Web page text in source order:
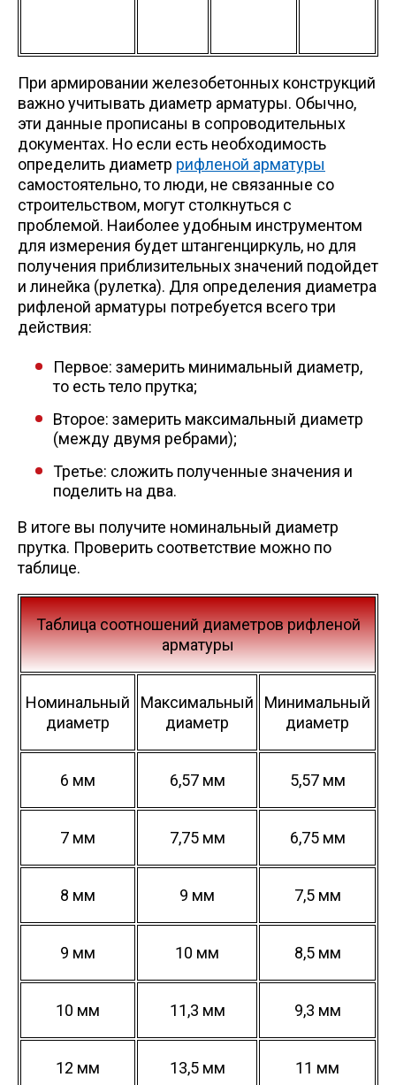
Столбы заборные
Сетка кладочная
Круги абразивные
Электроды
Проволока
При армировании железобетонных конструкций
важно учитывать диаметр арматуры. Обычно,
эти данные прописаны в сопроводительных
документах. Но если есть необходимость
определить диаметр рифленой арматуры
самостоятельно, то люди, не связанные со
строительством, могут столкнуться с
проблемой. Наиболее удобным инструментом
для измерения будет штангенциркуль, но для
получения приблизительных значений подойдет
и линейка (рулетка). Для определения диаметра
рифленой арматуры потребуется всего три
действия:
Первое: замерить минимальный диаметр,
то есть тело прутка;
Второе: замерить максимальный диаметр
(между двумя ребрами);
Третье: сложить полученные значения и
поделить на два.
В итоге вы получите номинальный диаметр
прутка. Проверить соответствие можно по
таблице.
Таблица соотношений диаметров рифленой
арматуры
Номинальный
диаметр
Максимальный
диаметр
Минимальный
диаметр
6 мм 6,57 мм 5,57 мм
7 мм 7,75 мм 6,75 мм
8 мм 9 мм 7,5 мм
9 мм 10 мм 8,5 мм
10 мм 11,3 мм 9,3 мм
12 мм 13,5 мм 11 мм